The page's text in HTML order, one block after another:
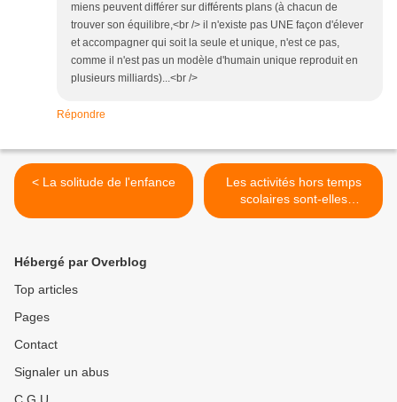
miens peuvent différer sur différents plans (à chacun de
trouver son équilibre,<br /> il n'existe pas UNE façon d'élever
et accompagner qui soit la seule et unique, n'est ce pas,
comme il n'est pas un modèle d'humain unique reproduit en
plusieurs milliards)...<br />
Répondre
< La solitude de l'enfance
Les activités hors temps
scolaires sont-elles
obligatoires ? >
Hébergé par Overblog
Top articles
Pages
Contact
Signaler un abus